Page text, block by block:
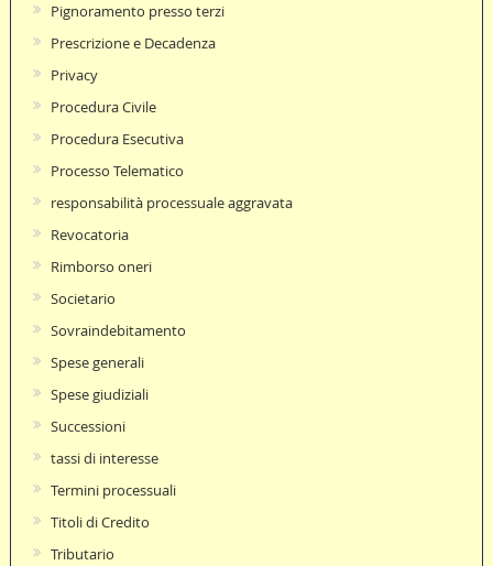
Pignoramento presso terzi
Prescrizione e Decadenza
Privacy
Procedura Civile
Procedura Esecutiva
Processo Telematico
responsabilità processuale aggravata
Revocatoria
Rimborso oneri
Societario
Sovraindebitamento
Spese generali
Spese giudiziali
Successioni
tassi di interesse
Termini processuali
Titoli di Credito
Tributario